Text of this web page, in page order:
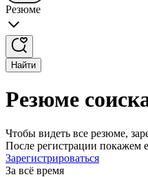
Резюме
Найти
Резюме
Чтобы видеть все резюме,
После регистрации покажем
Зарегистрироваться
За всё время